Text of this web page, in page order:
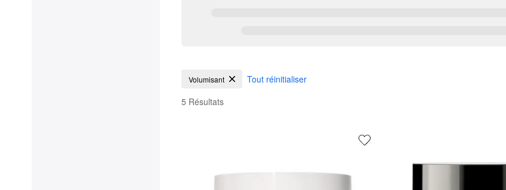
Masques capillaires volumisants
Volumisant
Tout réinitialiser
5 Résultats